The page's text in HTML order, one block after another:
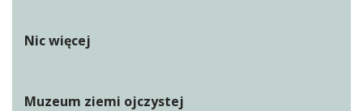
Nic więcej
Muzeum ziemi ojczystej